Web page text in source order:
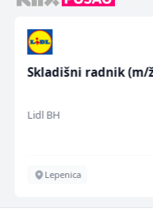
Skladišni radnik (m/
Lidl BH
Lepenica